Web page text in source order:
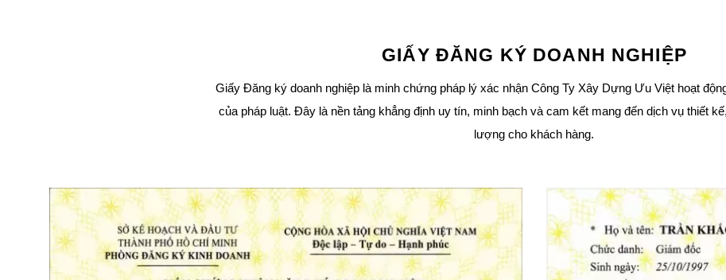
GIẤY ĐĂNG KÝ DOANH NGHIỆP
Giấy Đăng ký doanh nghiệp là minh chứng pháp lý xác nhận Công Ty Xây Dựng Ưu Việt hoạt
của pháp luật. Đây là nền tảng khẳng định uy tín, minh bạch và cam kết mang đến dịch vụ thiết
lượng cho khách hàng.